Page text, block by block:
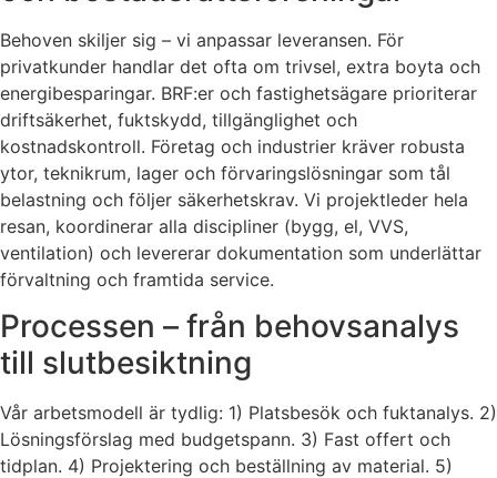
Behoven skiljer sig – vi anpassar leveransen. För
privatkunder handlar det ofta om trivsel, extra boyta och
energibesparingar. BRF:er och fastighetsägare prioriterar
driftsäkerhet, fuktskydd, tillgänglighet och
kostnadskontroll. Företag och industrier kräver robusta
ytor, teknikrum, lager och förvaringslösningar som tål
belastning och följer säkerhetskrav. Vi projektleder hela
resan, koordinerar alla discipliner (bygg, el, VVS,
ventilation) och levererar dokumentation som underlättar
förvaltning och framtida service.
Processen – från behovsanalys
till slutbesiktning
Vår arbetsmodell är tydlig: 1) Platsbesök och fuktanalys. 2)
Lösningsförslag med budgetspann. 3) Fast offert och
tidplan. 4) Projektering och beställning av material. 5)